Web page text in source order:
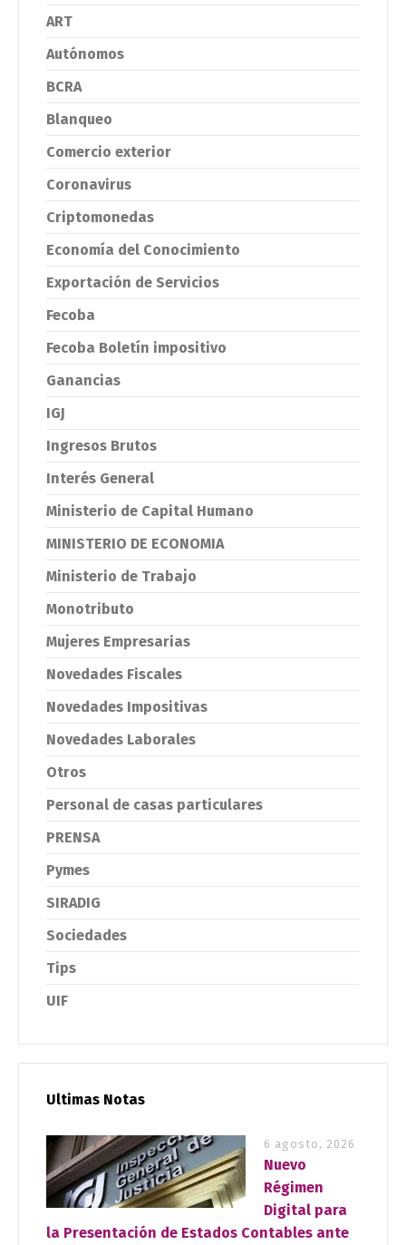
ART
Autónomos
BCRA
Blanqueo
Comercio exterior
Coronavirus
Criptomonedas
Economía del Conocimiento
Exportación de Servicios
Fecoba
Fecoba Boletín impositivo
Ganancias
IGJ
Ingresos Brutos
Interés General
Ministerio de Capital Humano
MINISTERIO DE ECONOMIA
Ministerio de Trabajo
Monotributo
Mujeres Empresarias
Novedades Fiscales
Novedades Impositivas
Novedades Laborales
Otros
Personal de casas particulares
PRENSA
Pymes
SIRADIG
Sociedades
Tips
UIF
Ultimas Notas
6 agosto, 2026
Nuevo
Régimen
Digital para
la Presentación de Estados Contables ante